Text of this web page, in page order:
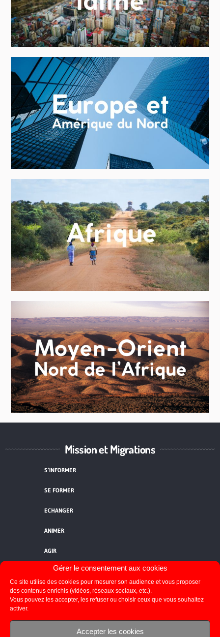
Gérer le consentement aux cookies
Ce site utilise des cookies pour mesurer son audience et vous proposer
des contenus enrichis (vidéos, réseaux sociaux, etc.).
Vous pouvez les accepter, les refuser ou choisir ceux que vous souhaitez
activer.
Accepter les cookies
Mission et Migrations
S’INFORMER
SE FORMER
ECHANGER
ANIMER
AGIR
QUI SOMMES-NOUS ?
NOUS CONTACTER